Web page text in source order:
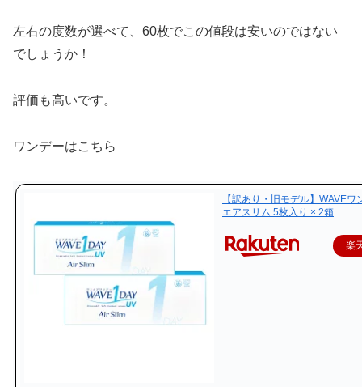
左右の度数が選べて、60枚でこの値段は安いのではない
でしょうか！
評価も高いです。
ワンデーはこちら
【訳あり・旧モデル】WAVEワ
エアスリム 5枚入り × 2箱
楽